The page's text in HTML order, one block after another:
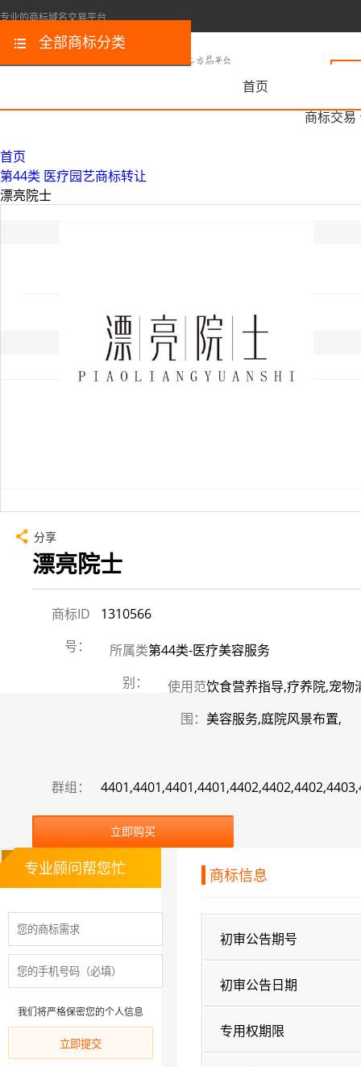
专业的商标域名交易平台
首页
商标交易
全部商标分类
首页
第44类 医疗园艺商标转让
漂亮院士
分享
漂亮院士
商标ID
号：
1310566
所属类
别：
第44类-医疗美容服务
使用范
围：
饮食营养指导,疗养院,宠物
美容服务,庭院风景布置,
群组：
立即购买
商标信息
初审公告期号
初审公告日期
专用权期限
专业顾问帮您忙
我们将严格保密您的个人信息